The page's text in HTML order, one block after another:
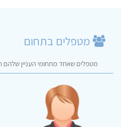
מטפלים בתחום
מטפלים שאחד מתחומי העניין שלהם